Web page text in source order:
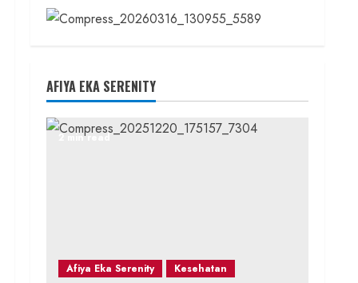
AFIYA EKA SERENITY
2 min read
Afiya Eka Serenity Kesehatan